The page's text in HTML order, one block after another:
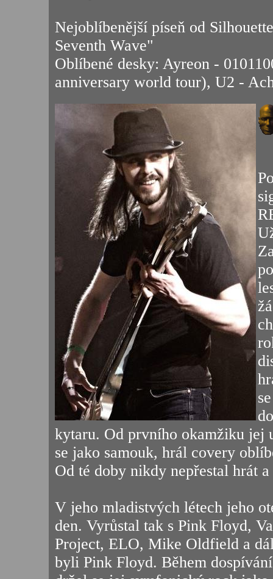
Nejoblíbenější píseň od
Seventh Wave"
Oblíbené desky: Ayreon -
anniversary world tour), U2 -
kytaru. Od prvního okamžiku jej
se jako samouk, hrál covery
Od té doby nikdy nepřestal hrát
V jeho mladistvých létech jeho
den. Vyrůstal tak s Pink Floyd,
Project, ELO, Mike Oldfield a
byli Pink Floyd. Během